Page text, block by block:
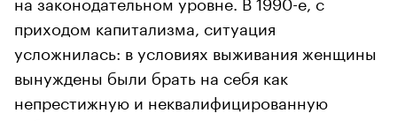
приходом капитализма, ситуация
усложнилась: в условиях выживания женщины
вынуждены были брать на себя как
непрестижную и неквалифицированную